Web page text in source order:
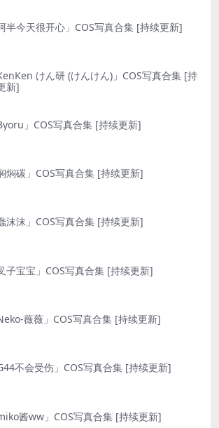
半今天很开心」COS写真合集 [持续更新]
けん研 (けんけん)」COS写真合集 [持
新]
」COS写真合集 [持续更新]
焖碳」COS写真合集 [持续更新]
沫沫」COS写真合集 [持续更新]
子宝宝」COS写真合集 [持续更新]
薇薇」COS写真合集 [持续更新]
不会受伤」COS写真合集 [持续更新]
酱ww」COS写真合集 [持续更新]